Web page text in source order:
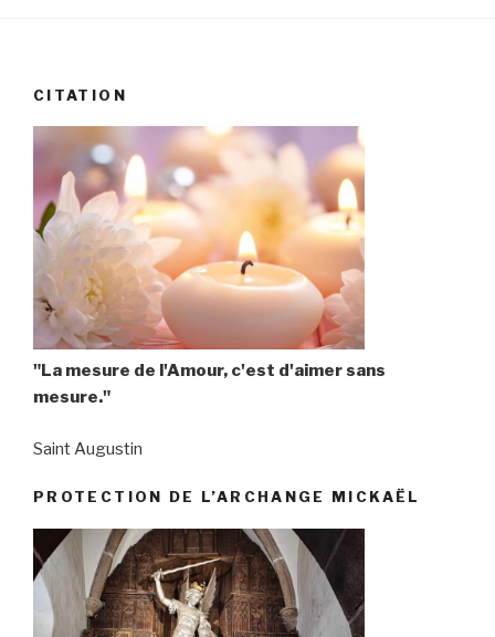
CITATION
"La mesure de l'Amour, c'est d'aimer sans
mesure."
Saint Augustin
PROTECTION DE L’ARCHANGE MICKAËL